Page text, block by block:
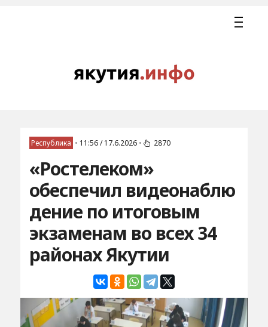
Республика • 11:56 / 17.6.2026 • 2870
«Ростелеком»
обеспечил видеонаблю
дение по итоговым
экзаменам во всех 34
районах Якутии